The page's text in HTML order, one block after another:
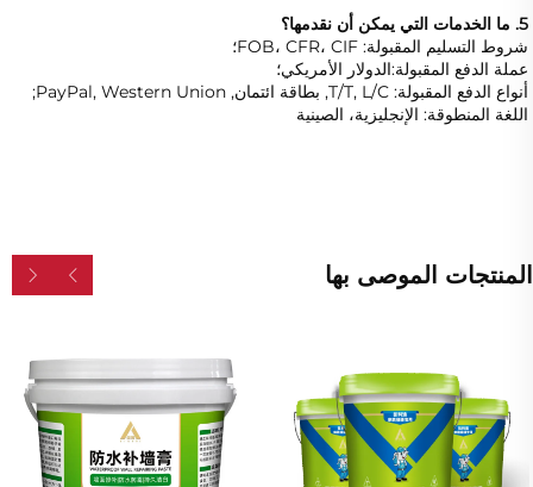
5. ما الخدمات التي يمكن أن نقدمها؟
شروط التسليم المقبولة: FOB، CFR، CIF؛
عملة الدفع المقبولة:الدولار الأمريكي؛
أنواع الدفع المقبولة: T/T, L/C, بطاقة ائتمان, PayPal, Western Union;
اللغة المنطوقة: الإنجليزية، الصينية
المنتجات الموصى بها